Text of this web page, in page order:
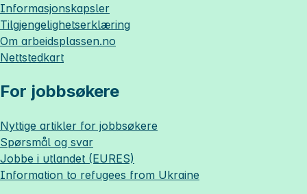
Informasjonskapsler
Tilgjengelighetserklæring
Om arbeidsplassen.no
Nettstedkart
For jobbsøkere
Nyttige artikler for jobbsøkere
Spørsmål og svar
Jobbe i utlandet (EURES)
Information to refugees from Ukraine